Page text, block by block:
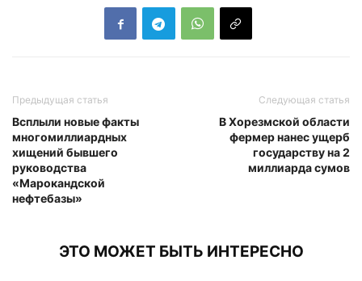
Предыдущая статья
Всплыли новые факты
многомиллиардных
хищений бывшего
руководства
«Марокандской
нефтебазы»
Следующая статья
В Хорезмской области
фермер нанес ущерб
государству на 2
миллиарда сумов
ЭТО МОЖЕТ БЫТЬ ИНТЕРЕСНО